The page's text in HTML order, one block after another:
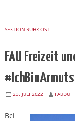
SEKTION RUHR-OST
FAU Freizeit
23. JULI 2022 FAUDU
Bei